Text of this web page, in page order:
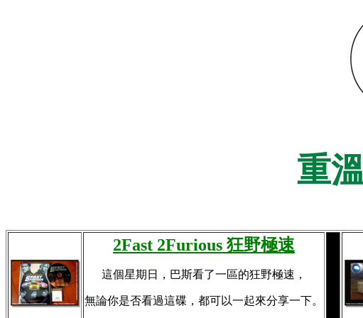
重溫
2Fast 2Furious 狂野極速
這個星期日，巴斯看了一區的狂野極速，
無論你是否看過這碟，都可以一起來分享一下。